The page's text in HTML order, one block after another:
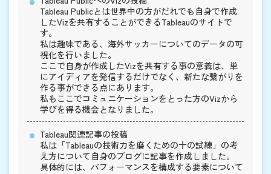
Tableau Publicとは世界中の方がだれでも自身で作成
したVizを共有することができるTableauのサイトで
す。
私は趣味である、海外サッカーについてのデータの可
視化を行いました。
ここで自身が作成したVizを共有する事の意義は、単
にアイディアを発信するだけでなく、新たな繋がりを
作る事ができる点にあります。
私もここでコミュニケーションをとった方のVizから
学びを得る機会となりました。
Tableau関連記事の投稿
私は「Tableauの技術力を磨くための十の試練」の考
え方について自身のブログに記事を作成しました。
具体的には、パフォーマンスを構成する要素について